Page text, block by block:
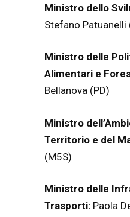
Ministro dello
Stefano Patuanelli
Ministro delle
Alimentari e
Bellanova (PD)
Ministro
Territorio e del
(M5S)
Ministro delle
Trasporti: Paola